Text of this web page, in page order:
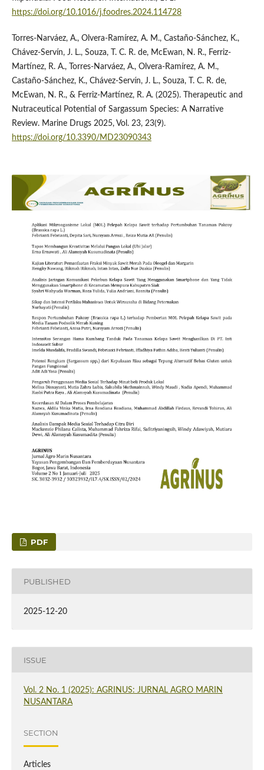
https://doi.org/10.1016/j.foodres.2024.114728
Torres-Narváez, A., Olvera-Ramírez, A. M., Castaño-Sánchez, K.,
Chávez-Servín, J. L., Souza, T. C. R. de, McEwan, N. R., Ferriz-
Martínez, R. A., Torres-Narváez, A., Olvera-Ramírez, A. M.,
Castaño-Sánchez, K., Chávez-Servín, J. L., Souza, T. C. R. de,
McEwan, N. R., & Ferriz-Martínez, R. A. (2025). Therapeutic and
Nutraceutical Potential of Sargassum Species: A Narrative
Review. Marine Drugs 2025, Vol. 23, 23(9).
https://doi.org/10.3390/MD23090343
PDF
PUBLISHED
2025-12-20
ISSUE
Vol. 2 No. 1 (2025): AGRINUS: JURNAL AGRO MARIN
NUSANTARA
SECTION
Articles